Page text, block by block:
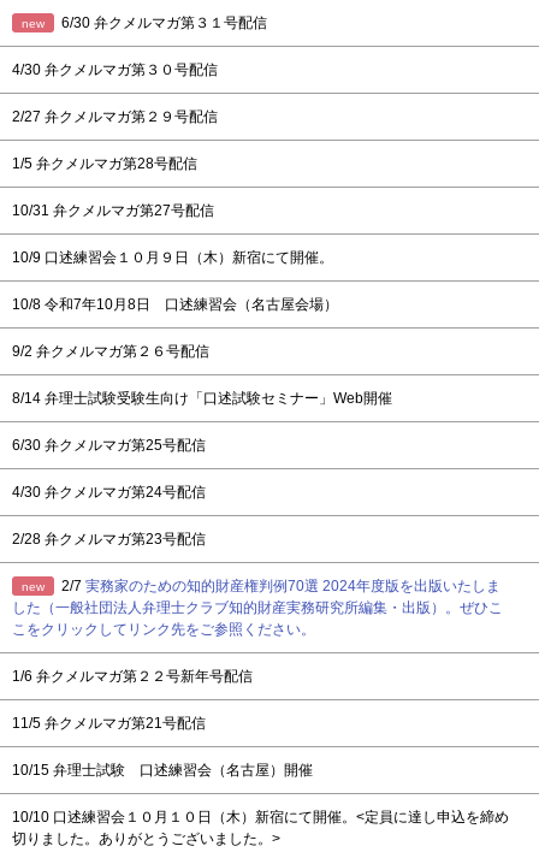
new 6/30 弁クメルマガ第３１号配信
4/30 弁クメルマガ第３０号配信
2/27 弁クメルマガ第２９号配信
1/5 弁クメルマガ第28号配信
10/31 弁クメルマガ第27号配信
10/9 口述練習会１０月９日（木）新宿にて開催。
10/8 令和7年10月8日 口述練習会（名古屋会場）
9/2 弁クメルマガ第２６号配信
8/14 弁理士試験受験生向け「口述試験セミナー」Web開催
6/30 弁クメルマガ第25号配信
4/30 弁クメルマガ第24号配信
2/28 弁クメルマガ第23号配信
new 2/7 実務家のための知的財産権判例70選 2024年度版を出版いたしま
した（一般社団法人弁理士クラブ知的財産実務研究所編集・出版）。ぜひこ
こをクリックしてリンク先をご参照ください。
1/6 弁クメルマガ第２２号新年号配信
11/5 弁クメルマガ第21号配信
10/15 弁理士試験 口述練習会（名古屋）開催
10/10 口述練習会１０月１０日（木）新宿にて開催。<定員に達し申込を締め
切りました。ありがとうございました。>